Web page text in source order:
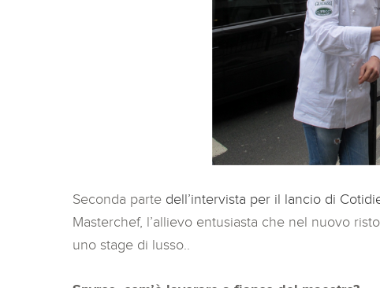
Seconda parte dell’intervista per il lancio di
Masterchef, l’allievo entusiasta che nel nuovo
uno stage di lusso..